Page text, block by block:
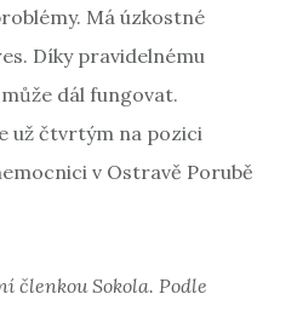
Má úzkostné
Díky pravidelnému
dál fungovat.
už čtvrtým na pozici
v Ostravě Porubě
členkou Sokola. Podle